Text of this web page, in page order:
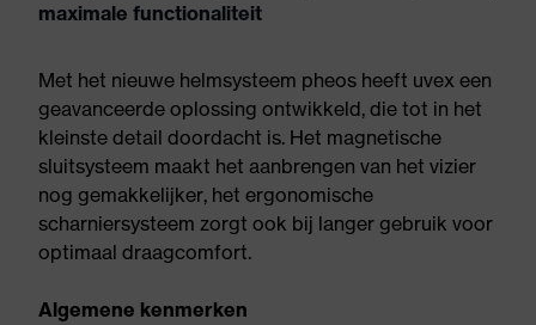
maximale functionaliteit
Met het nieuwe helmsysteem pheos heeft uvex een
geavanceerde oplossing ontwikkeld, die tot in het
kleinste detail doordacht is. Het magnetische
sluitsysteem maakt het aanbrengen van het vizier
nog gemakkelijker, het ergonomische
scharniersysteem zorgt ook bij langer gebruik voor
optimaal draagcomfort.
Algemene kenmerken